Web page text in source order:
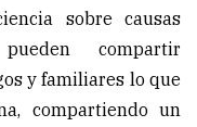
sobre causas
compartir
y familiares lo que
compartiendo un